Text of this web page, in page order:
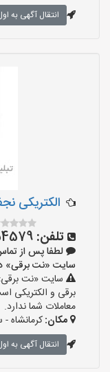
انتقال آگهی به
الکتریکی
تلفن:
لطفا پس از
سایت «نت برقی» دیده ام
سایت «نت
برقی و الکتریکی
معاملات شما ندارد.
مکان:کرمانشاه
انتقال آگهی به